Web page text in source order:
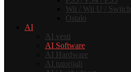
Wii / Wii U / Switch
Ostalo
AI
AI vesti
AI Software
AI Hardware
AI tutorijali